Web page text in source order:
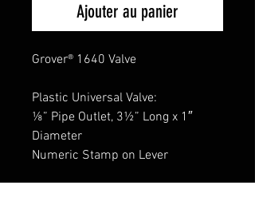
Ajouter au panier
Grover® 1640 Valve
Plastic Universal Valve:
⅛” Pipe Outlet, 3½” Long x 1″
Diameter
Numeric Stamp on Lever